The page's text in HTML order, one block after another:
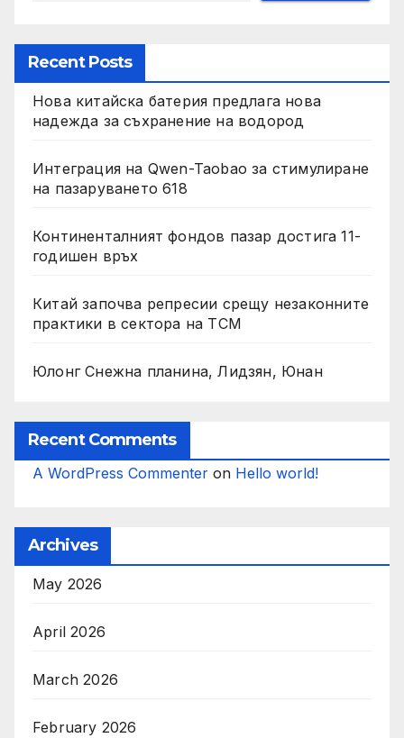
Recent Posts
Нова китайска батерия предлага нова
надежда за съхранение на водород
Интеграция на Qwen-Taobao за стимулиране
на пазаруването 618
Континенталният фондов пазар достига 11-
годишен връх
Китай започва репресии срещу незаконните
практики в сектора на TCM
Юлонг Снежна планина, Лидзян, Юнан
Recent Comments
A WordPress Commenter on Hello world!
Archives
May 2026
April 2026
March 2026
February 2026